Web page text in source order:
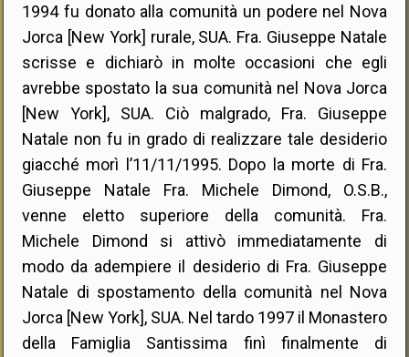
1994 fu donato alla comunità un podere nel Nova
Jorca [New York] rurale, SUA. Fra. Giuseppe Natale
scrisse e dichiarò in molte occasioni che egli
avrebbe spostato la sua comunità nel Nova Jorca
[New York], SUA. Ciò malgrado, Fra. Giuseppe
Natale non fu in grado di realizzare tale desiderio
giacché morì l’11/11/1995. Dopo la morte di Fra.
Giuseppe Natale Fra. Michele Dimond, O.S.B.,
venne eletto superiore della comunità. Fra.
Michele Dimond si attivò immediatamente di
modo da adempiere il desiderio di Fra. Giuseppe
Natale di spostamento della comunità nel Nova
Jorca [New York], SUA. Nel tardo 1997 il Monastero
della Famiglia Santissima finì finalmente di